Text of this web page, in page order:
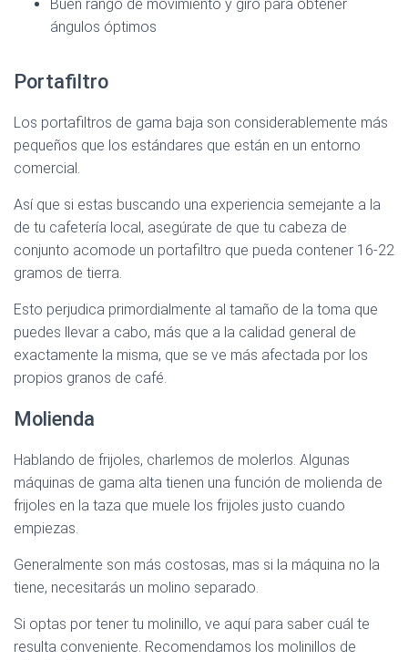
Buen rango de movimiento y giro para obtener
ángulos óptimos
Portafiltro
Los portafiltros de gama baja son considerablemente más
pequeños que los estándares que están en un entorno
comercial.
Así que si estas buscando una experiencia semejante a la
de tu cafetería local, asegúrate de que tu cabeza de
conjunto acomode un portafiltro que pueda contener 16-22
gramos de tierra.
Esto perjudica primordialmente al tamaño de la toma que
puedes llevar a cabo, más que a la calidad general de
exactamente la misma, que se ve más afectada por los
propios granos de café.
Molienda
Hablando de frijoles, charlemos de molerlos. Algunas
máquinas de gama alta tienen una función de molienda de
frijoles en la taza que muele los frijoles justo cuando
empiezas.
Generalmente son más costosas, mas si la máquina no la
tiene, necesitarás un molino separado.
Si optas por tener tu molinillo, ve aquí para saber cuál te
resulta conveniente. Recomendamos los molinillos de